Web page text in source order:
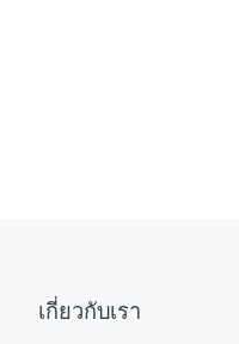
เกี่ยวกับเรา